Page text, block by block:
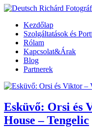
Kezdőlap
Szolgáltatások és
Rólam
Kapcsolat&Árak
Blog
Partnerek
Esküvő: Orsi és
House – Tengelic